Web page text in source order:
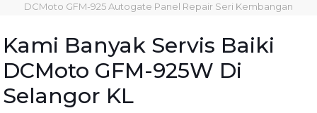
DCMoto GFM-925 Autogate Panel Repair Seri Kembangan
Kami Banyak Servis Baiki
DCMoto GFM-925W Di
Selangor KL